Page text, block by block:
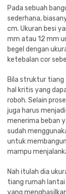
Pada sebuah
sederhana,
cm. Ukuran besi
mm atau 12 mm
begel dengan
ketebalan cor
Bila struktur tiang
hal kritis yang
roboh. Selain
juga harus
menerima beban
sudah
untuk
mampu
Nah itulah dia
tiang rumah lantai